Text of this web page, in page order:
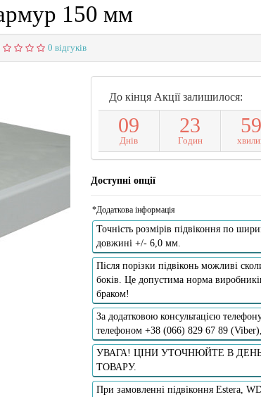
150 мм
0 відгуків
До кінця Акції залишилося:
09
Днів
23
Годин
59
Доступні опції
*Додаткова інформація
Точність розмірів підвіконня по
довжині +/- 6,0 мм.
Після порізки підвіконь можливі
боків. Це допустима норма
браком!
За додатковою консультацією
телефоном +38 (066) 829 67 89
УВАГА! ЦІНИ УТОЧНЮЙТЕ В ДЕНЬ
ТОВАРУ.
При замовленні підвіконня Estera,